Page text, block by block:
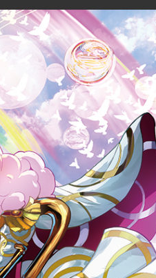
ヴ
ァ
ン
ガ
ー
ド
ワ
ン
ピ
ー
ス
カ
ー
ド
ゲ
ー
ム
惑
星
ク
レ
イ
物
語
デ
ッ
ド
ラ
イ
ン
ヒ
ー
ロ
ー
ズ
年
戦
争
ア
イ
ギ
ス
御
城
プ
ロ
ジ
ェ
ク
ト
戦
国
IXA
(
)